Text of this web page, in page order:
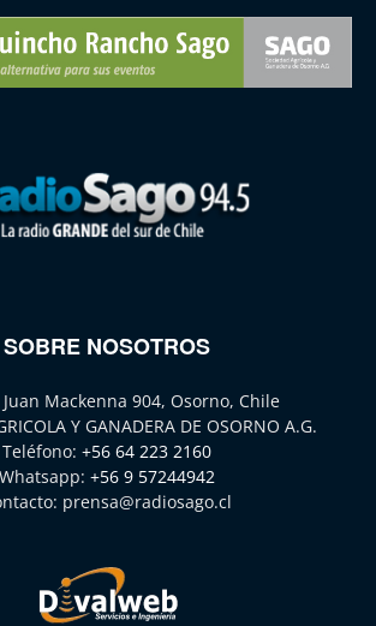
SOBRE NOSOTROS
Mackenna 904, Osorno, Chile
Y GANADERA DE OSORNO A.G.
Teléfono: +56 64 223 2160
Whatsapp: +56 9 57244942
prensa@radiosago.cl